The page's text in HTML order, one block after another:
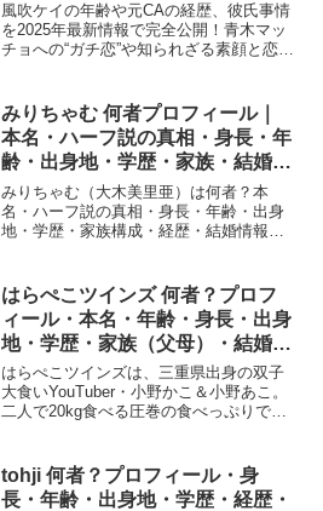
風吹ケイの年齢や元CAの経歴、彼氏事情
を2025年最新情報で完全公開！青木マッ
チョへの“ガチ恋”や知られざる素顔と恋愛
みりちゃむ 何者プロフィール｜
本名・ハーフ説の真相・身長・年
齢・出身地・学歴・家族・結婚ま
で完全網羅【2025最新】
みりちゃむ（大木美里亜）は何者？本
名・ハーフ説の真相・身長・年齢・出身
地・学歴・家族構成・経歴・結婚情報ま
網羅。
はらぺこツインズ 何者？プロフ
ィール・本名・年齢・身長・出身
地・学歴・家族（父母）・結婚・
子供・収入まで徹底解説【2025
最新】
はらぺこツインズは、三重県出身の双子
大食いYouTuber・小野かこ＆小野あこ。
二人で20kg食べる圧巻の食べっぷりで人
収入まで最新プロフィールを徹底解説
【2025年版】。
tohji 何者？プロフィール・身
長・年齢・出身地・学歴・経歴・